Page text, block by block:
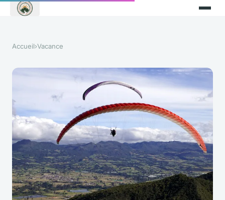
Accueil›Vacance